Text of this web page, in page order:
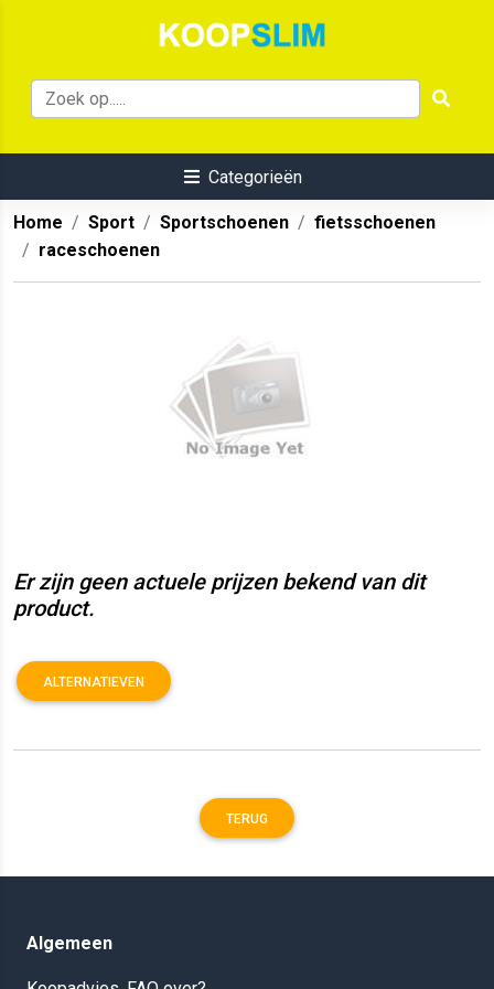
Categorieën
Home Sport Sportschoenen
fietsschoenen
raceschoenen
Er zijn geen actuele prijzen bekend van dit
product.
ALTERNATIEVEN
TERUG
Algemeen